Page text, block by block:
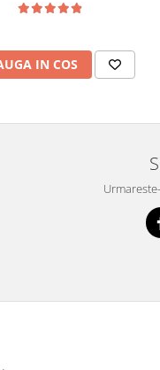
IN COS